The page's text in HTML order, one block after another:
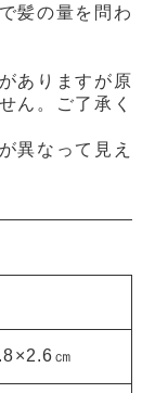
髪の量を問わ
ありますが原
ん。ご了承く
異なって見え
㎝